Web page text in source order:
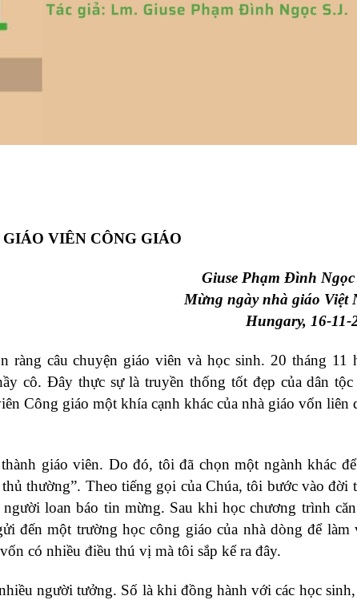
VIÊN CÔNG GIÁO
Giuse Phạm Đình Ngọc
Mừng ngày nhà giáo Việt
Hungary, 16-11-
câu chuyện giáo viên và học sinh. 20 tháng 11
cô. Đây thực sự là truyền thống tốt đẹp của dân
Công giáo một khía cạnh khác của nhà giáo vốn liên
giáo viên. Do đó, tôi đã chọn một ngành khác
thường”. Theo tiếng gọi của Chúa, tôi bước vào đời
loan báo tin mừng. Sau khi học chương trình
đến một trường học công giáo của nhà dòng để làm
có nhiều điều thú vị mà tôi sắp kể ra đây.
người tưởng. Số là khi đồng hành với các học